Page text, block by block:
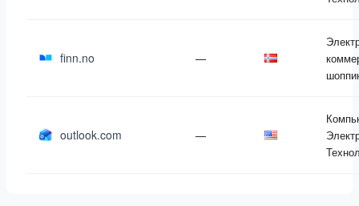
finn.no —
outlook.com —